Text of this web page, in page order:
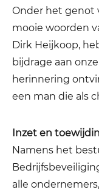
Onder het genot
mooie woorden
Dirk Heijkoop,
bijdrage aan
herinnering
een man die als
Inzet en
Namens het
alle